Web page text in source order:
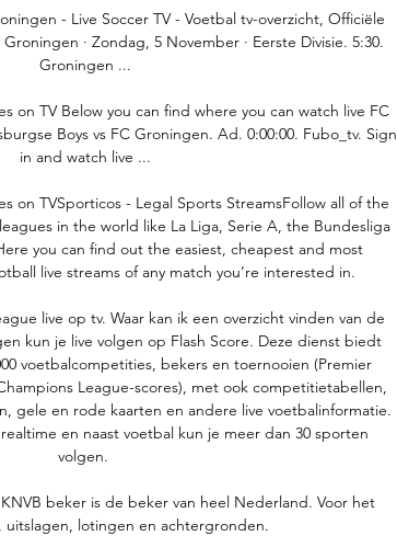
- Live Soccer TV - Voetbal tv-overzicht, Officiële
· Zondag, 5 November · Eerste Divisie. 5:30.
Groningen ...
on TV Below you can find where you can watch live FC
Boys vs FC Groningen. Ad. 0:00:00. Fubo_tv. Sign
in and watch live ...
on TVSporticos - Legal Sports StreamsFollow all of the
in the world like La Liga, Serie A, the Bundesliga
you can find out the easiest, cheapest and most
live streams of any match you’re interested in.
live op tv. Waar kan ik een overzicht vinden van de
kun je live volgen op Flash Score. Deze dienst biedt
voetbalcompetities, bekers en toernooien (Premier
League-scores), met ook competitietabellen,
gele en rode kaarten en andere live voetbalinformatie.
en naast voetbal kun je meer dan 30 sporten
volgen.
beker is de beker van heel Nederland. Voor het
uitslagen, lotingen en achtergronden.